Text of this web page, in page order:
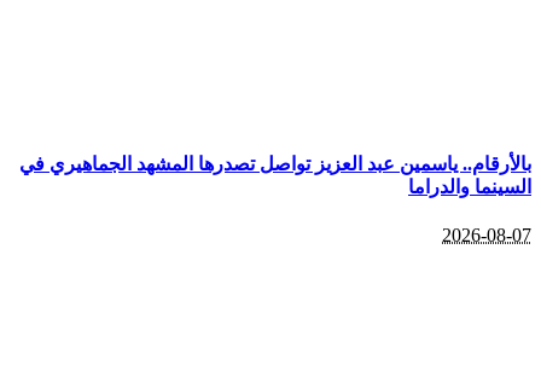
بالأرقام.. ياسمين عبد العزيز تواصل تصدرها المشهد الجماهيري في
السينما والدراما
2026-08-07